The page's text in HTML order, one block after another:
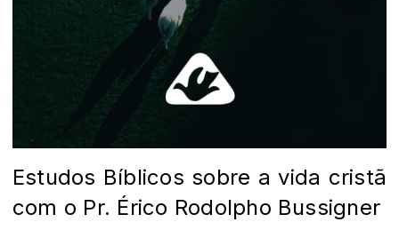
Estudos Bíblicos sobre a vida cristã
com o Pr. Érico Rodolpho Bussigner